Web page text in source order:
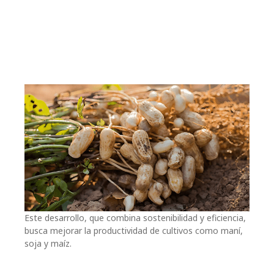
Este desarrollo, que combina sostenibilidad y eficiencia,
busca mejorar la productividad de cultivos como maní,
soja y maíz.